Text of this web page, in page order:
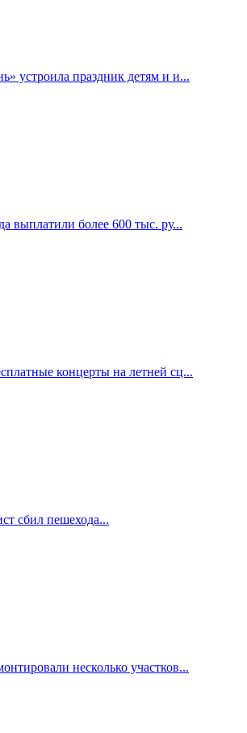
устроила праздник детям и и...
выплатили более 600 тыс. ру...
концерты на летней сц...
сбил пешехода...
несколько участков...